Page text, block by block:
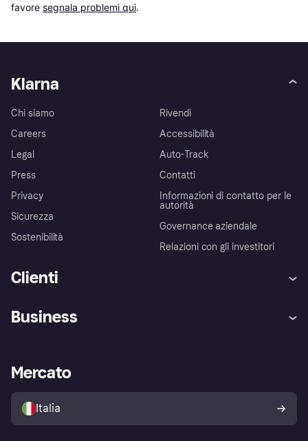
favore segnala problemi qui.
Klarna
Chi siamo
Careers
Legal
Press
Privacy
Sicurezza
Sostenibilità
Rivendi
Accessibilità
Auto-Track
Contatti
Informazioni di contatto per le
autorità
Governance aziendale
Relazioni con gli investitori
Clienti
Esplora i negozi
Politica di protezione
dell'acquirente Klarna
Business
Accesso aziende
Mercato
Italia